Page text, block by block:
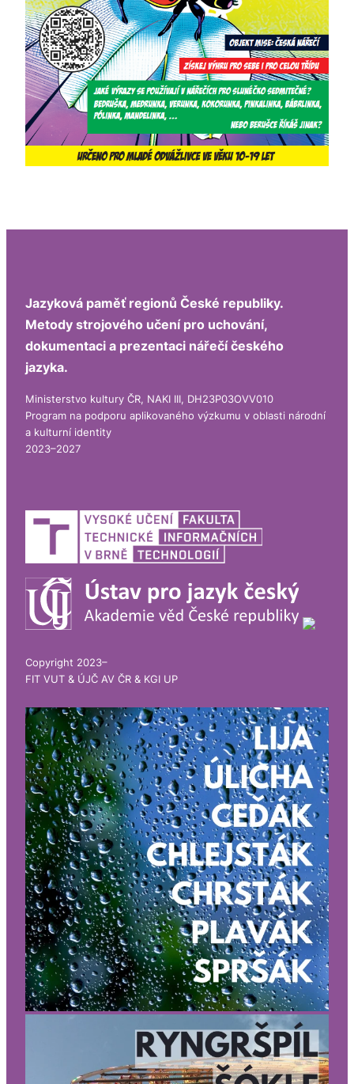
Jazyková paměť regionů České republiky.
Metody strojového učení pro uchování,
dokumentaci a prezentaci nářečí českého
jazyka.
Ministerstvo kultury ČR, NAKI III, DH23P03OVV010
Program na podporu aplikovaného výzkumu v oblasti národní
a kulturní identity
2023–2027
Copyright 2023–
FIT VUT & ÚJČ AV ČR & KGI UP